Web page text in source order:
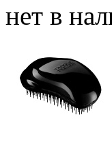
нет в